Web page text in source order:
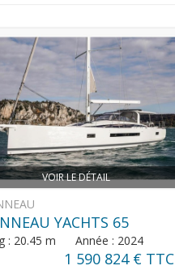
VOIR LE DÉTAIL
YACHTS 65
: 20.45 m Année : 2024
1 590 824 € TTC